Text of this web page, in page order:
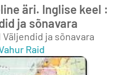
äri. Inglise keel :
ja sõnavara
ja sõnavara
Raid